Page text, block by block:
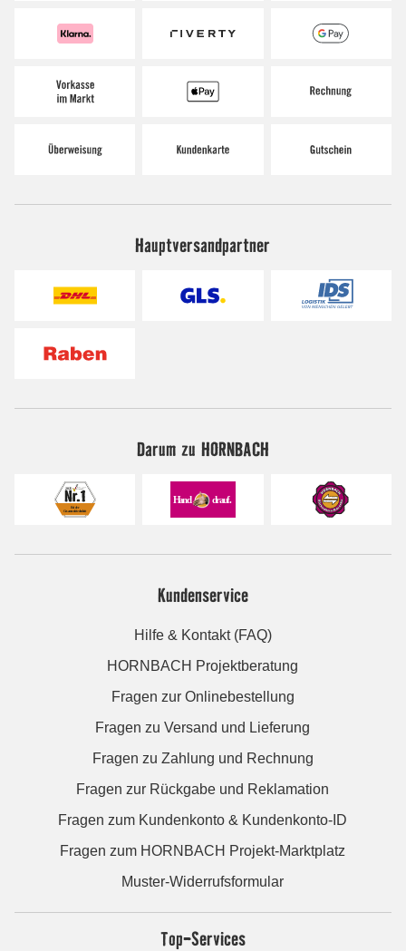
Hauptversandpartner
Darum zu HORNBACH
Kundenservice
Hilfe & Kontakt (FAQ)
HORNBACH Projektberatung
Fragen zur Onlinebestellung
Fragen zu Versand und Lieferung
Fragen zu Zahlung und Rechnung
Fragen zur Rückgabe und Reklamation
Fragen zum Kundenkonto & Kundenkonto-ID
Fragen zum HORNBACH Projekt-Marktplatz
Muster-Widerrufsformular
Top-Services